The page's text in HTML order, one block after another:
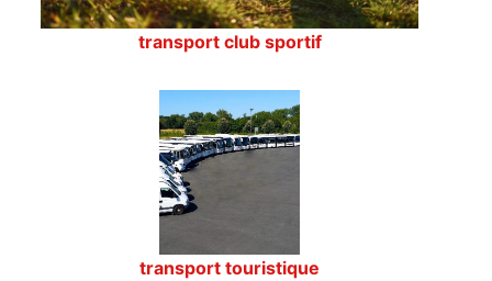
transport club sportif
transport touristique